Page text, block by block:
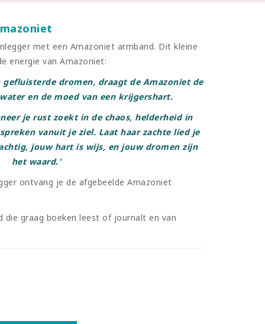
met een Amazoniet armband. Dit kleine
energie van Amazoniet:
dromen, draagt de Amazoniet de
en de moed van een krijgershart.
je rust zoekt in de chaos, helderheid in
vanuit je ziel. Laat haar zachte lied je
jouw hart is wijs, en jouw dromen zijn
het waard.'
ontvang je de afgebeelde Amazoniet
die graag boeken leest of journalt en van